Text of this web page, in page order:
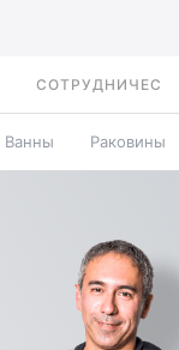
Ванны Раковины